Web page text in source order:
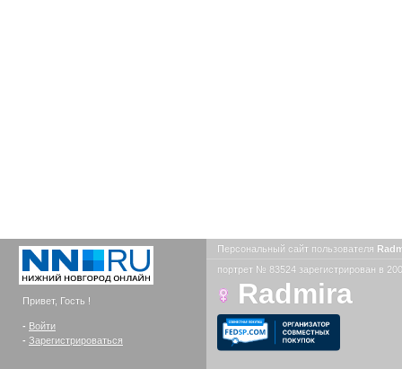
Привет, Гость !
- Войти
- Зарегистрироваться
Персональный сайт пользователя
портрет № 83524 зарегистрирован в
Radmira